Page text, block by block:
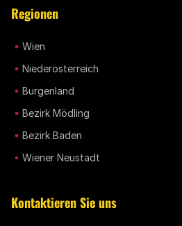
Regionen
Wien
Niederösterreich
Burgenland
Bezirk Mödling
Bezirk Baden
Wiener Neustadt
Kontaktieren Sie uns